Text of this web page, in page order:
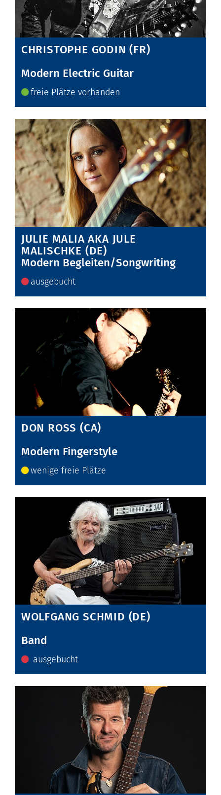
CHRISTOPHE GODIN (FR)
Modern Electric Guitar
freie Plätze vorhanden
JULIE MALIA AKA JULE
MALISCHKE (DE)
Modern Begleiten/Songwriting
ausgebucht
DON ROSS (CA)
Modern Fingerstyle
wenige freie Plätze
WOLFGANG SCHMID (DE)
Band
ausgebucht